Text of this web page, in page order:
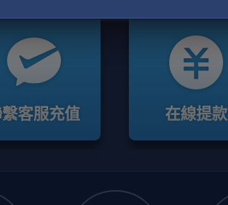
客服充值 在線提款